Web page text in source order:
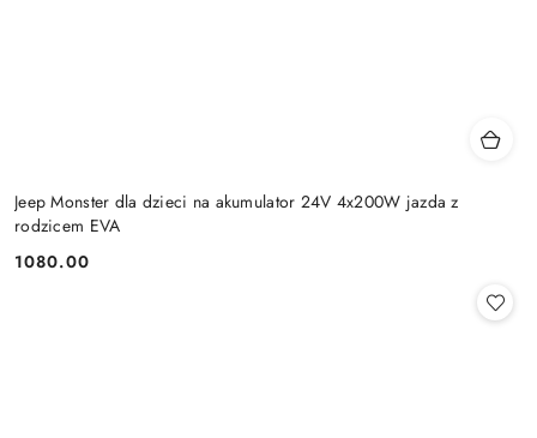
Jeep Monster dla dzieci na akumulator 24V 4x200W jazda z
rodzicem EVA
Cena:
1080.00